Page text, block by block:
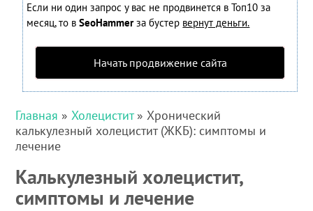
Если ни один запрос у вас не продвинется в Топ10 за
месяц, то вSeoHammerза бустер вернут деньги.
Начать продвижение сайта
Главная »Холецистит» Хронический
калькулезный холецистит (ЖКБ): симптомы и
лечение
Калькулезный холецистит,
симптомы и лечение